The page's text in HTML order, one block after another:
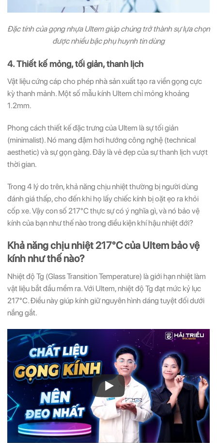
Đặc tính của gọng nhựa Ultem giúp chúng trở thành sự lựa chọn
được nhiều bậc phụ huynh tin dùng
4. Thiết kế mỏng, tối giản, thanh lịch
Vật liệu cứng cáp cho phép nhà sản xuất tạo ra viền gọng cực
kỳ thanh mảnh. Một số mẫu kính Ultem chỉ mỏng khoảng
1.2mm.
Phong cách thiết kế đặc trưng của Ultem là sự tối giản
(minimalist). Nó mang đậm hơi hướng công nghệ (technical
aesthetic) và sự gọn gàng. Đây là vẻ đẹp của sự thanh lịch vượt
thời gian.
Trong 4 lý do trên, khả năng chịu nhiệt thường bị người dùng
đánh giá thấp, cho đến khi họ lấy chiếc kính bị oặt ẹo ra khỏi
cốp xe. Vậy con số 217°C thực sự có ý nghĩa gì, và nó bảo vệ
kính của bạn như thế nào trong điều kiện khí hậu nhiệt đới?
Khả năng chịu nhiệt 217°C của Ultem bảo vệ
kính như thế nào?
Nhiệt độ Tg (Glass Transition Temperature) là giới hạn nhiệt làm
vật liệu bắt đầu mềm ra. Với Ultem, nhiệt độ Tg đạt mức kỷ lục
217°C. Điều này giúp kính giữ nguyên hình dáng tuyệt đối dưới
nắng gắt.